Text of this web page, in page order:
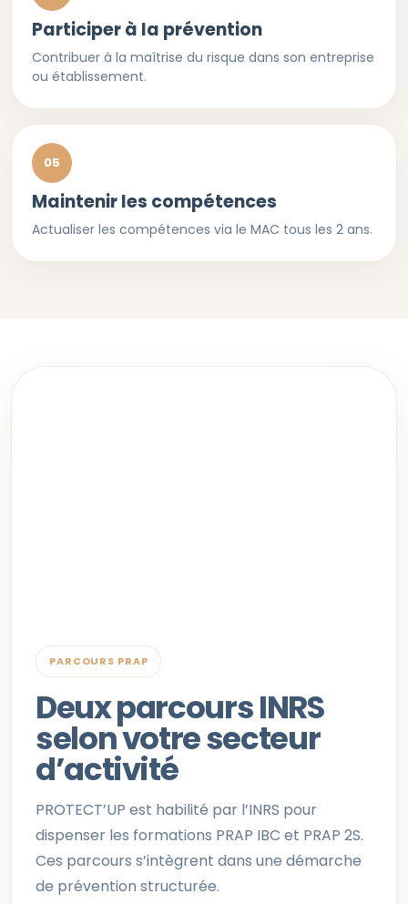
Participer à la prévention
Contribuer à la maîtrise du risque dans son entreprise
ou établissement.
05
Maintenir les compétences
Actualiser les compétences via le MAC tous les 2 ans.
PARCOURS PRAP
Deux parcours INRS
selon votre secteur
d’activité
PROTECT’UP est habilité par l’INRS pour
dispenser les formations PRAP IBC et PRAP 2S.
Ces parcours s’intègrent dans une démarche
de prévention structurée.